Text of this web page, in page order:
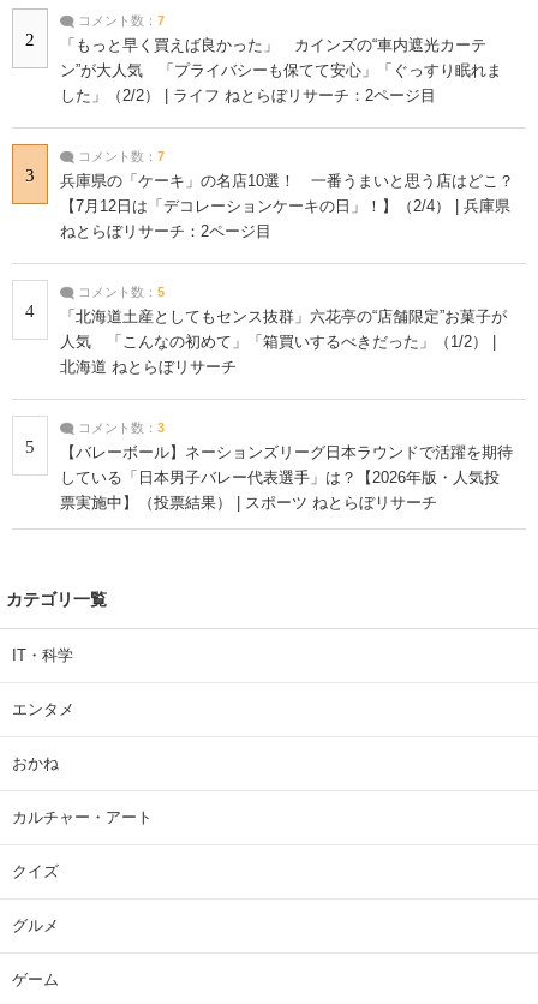
2
コメント数： 7
「もっと早く買えば良かった」 カインズの“車内遮光カーテ
ン”が大人気 「プライバシーも保てて安心」「ぐっすり眠れま
した」（2/2） | ライフ ねとらぼリサーチ：2ページ目
3
コメント数： 7
兵庫県の「ケーキ」の名店10選！ 一番うまいと思う店はどこ？
【7月12日は「デコレーションケーキの日」！】（2/4） | 兵庫県
ねとらぼリサーチ：2ページ目
4
コメント数： 5
「北海道土産としてもセンス抜群」六花亭の“店舗限定”お菓子が
人気 「こんなの初めて」「箱買いするべきだった」（1/2） |
北海道 ねとらぼリサーチ
5
コメント数： 3
【バレーボール】ネーションズリーグ日本ラウンドで活躍を期待
している「日本男子バレー代表選手」は？【2026年版・人気投
票実施中】（投票結果） | スポーツ ねとらぼリサーチ
カテゴリ一覧
IT・科学
エンタメ
おかね
カルチャー・アート
クイズ
グルメ
ゲーム